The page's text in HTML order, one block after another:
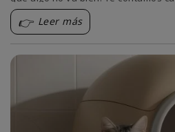
día, posibles causas de la ingesta
cuidar su salud.
Leer más